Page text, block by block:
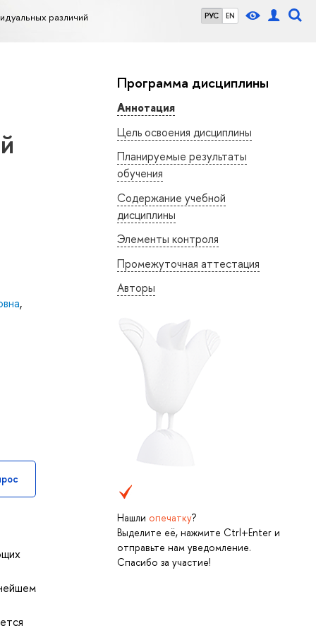
РУС EN
различий
Программа дисциплины
Аннотация
Цель освоения дисциплины
Планируемые результаты
обучения
Содержание учебной
дисциплины
Элементы контроля
Промежуточная аттестация
Авторы
Нашли опечатку?
Выделите её, нажмите Ctrl+Enter и
отправьте нам уведомление.
Спасибо за участие!
,